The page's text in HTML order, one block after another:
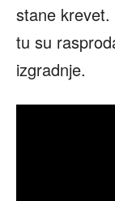
stane
tu su
izgradnje.